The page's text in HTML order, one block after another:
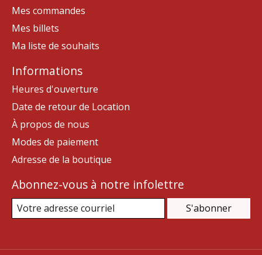
Mes commandes
Mes billets
Ma liste de souhaits
Informations
Heures d'ouverture
Date de retour de Location
À propos de nous
Modes de paiement
Adresse de la boutique
Abonnez-vous à notre infolettre
S'abonner